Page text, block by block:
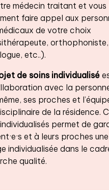
médecin traitant et vous
faire appel aux
de votre choix
etc..).
de soins individualisé
avec la
ses proches et
de la résidence.
permet de
et à leurs proches
individualisée dans le
qualité.